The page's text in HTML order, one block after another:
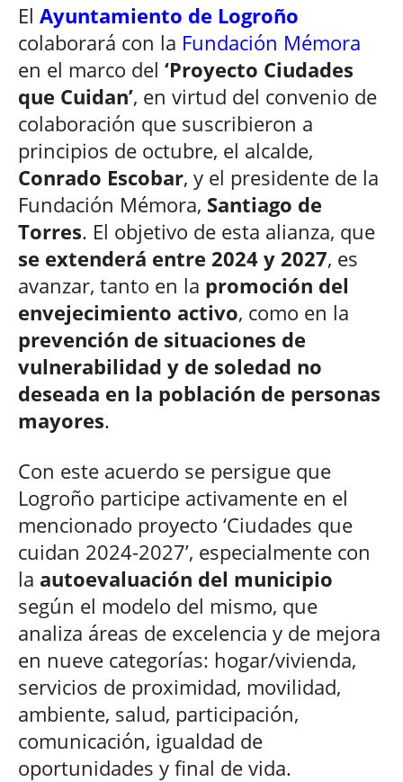
El Ayuntamiento de Logroño
colaborará con la Fundación Mémora
en el marco del ‘Proyecto Ciudades
que Cuidan’, en virtud del convenio de
colaboración que suscribieron a
principios de octubre, el alcalde,
Conrado Escobar, y el presidente de la
Fundación Mémora, Santiago de
Torres. El objetivo de esta alianza, que
se extenderá entre 2024 y 2027, es
avanzar, tanto en la promoción del
envejecimiento activo, como en la
prevención de situaciones de
vulnerabilidad y de soledad no
deseada en la población de personas
mayores.
Con este acuerdo se persigue que
Logroño participe activamente en el
mencionado proyecto ‘Ciudades que
cuidan 2024-2027’, especialmente con
la autoevaluación del municipio
según el modelo del mismo, que
analiza áreas de excelencia y de mejora
en nueve categorías: hogar/vivienda,
servicios de proximidad, movilidad,
ambiente, salud, participación,
comunicación, igualdad de
oportunidades y final de vida.